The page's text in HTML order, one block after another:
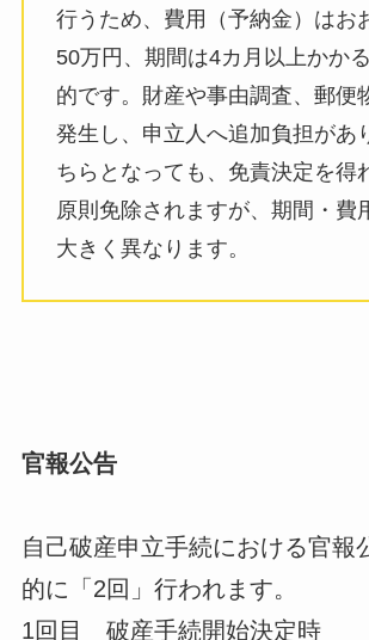
行うため、費用（予納金）はお
50万円、期間は4カ月以上かか
的です。財産や事由調査、郵便
発生し、申立人へ追加負担があ
ちらとなっても、免責決定を得
原則免除されますが、期間・費
大きく異なります。
官報公告
自己破産申立手続における官報
的に「2回」行われます。
1回目 破産手続開始決定時